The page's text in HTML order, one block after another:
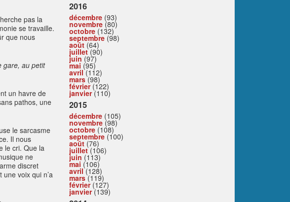
pas la
se travaille.
que nous
gare, au petit
un havre de
pathos, une
le sarcasme
Il nous
le cri. Que la
ne
discret
voix qui n’a
2016
décembre (93)
novembre (80)
octobre (132)
septembre (98)
août (64)
juillet(90)
juin (97)
mai (95)
avril(112)
mars(98)
février(122)
janvier(110)
2015
décembre (105)
novembre (98)
octobre (108)
septembre (100)
août (76)
juillet(106)
juin (113)
mai (106)
avril(128)
mars(119)
février(127)
janvier(139)